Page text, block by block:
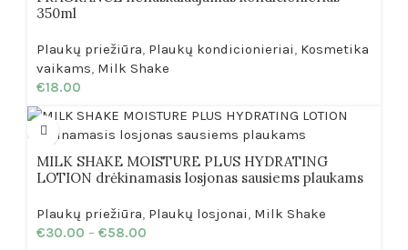
350ml
Plaukų priežiūra, Plaukų kondicionieriai, Kosmetika
vaikams, Milk Shake
€18.00
MILK SHAKE MOISTURE PLUS HYDRATING
LOTION drėkinamasis losjonas sausiems plaukams
Plaukų priežiūra, Plaukų losjonai, Milk Shake
€30.00 – €58.00